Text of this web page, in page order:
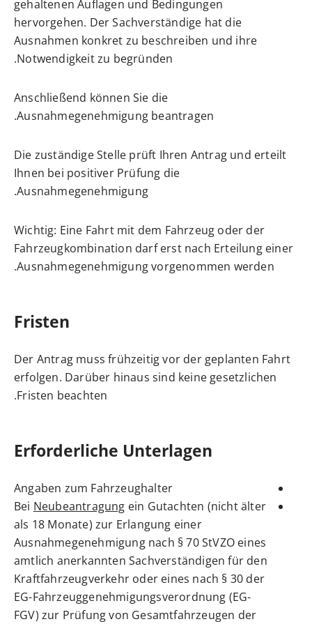
gehaltenen Auflagen und Bedingungen
hervorgehen. Der Sachverständige hat die
Ausnahmen konkret zu beschreiben und ihre
Notwendigkeit zu begründen.
Anschließend können Sie die
Ausnahmegenehmigung beantragen.
Die zuständige Stelle prüft Ihren Antrag und erteilt
Ihnen bei positiver Prüfung die
Ausnahmegenehmigung.
Wichtig: Eine Fahrt mit dem Fahrzeug oder der
Fahrzeugkombination darf erst nach Erteilung einer
Ausnahmegenehmigung vorgenommen werden.
Fristen
Der Antrag muss frühzeitig vor der geplanten Fahrt
erfolgen. Darüber hinaus sind keine gesetzlichen
Fristen beachten.
Erforderliche Unterlagen
Angaben zum Fahrzeughalter
Bei Neubeantragung ein Gutachten (nicht älter
als 18 Monate) zur Erlangung einer
Ausnahmegenehmigung nach § 70 StVZO eines
amtlich anerkannten Sachverständigen für den
Kraftfahrzeugverkehr oder eines nach § 30 der
EG-Fahrzeuggenehmigungsverordnung (EG-
FGV) zur Prüfung von Gesamtfahrzeugen der